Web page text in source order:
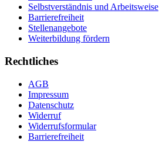
Selbstverständnis und Arbeitsweise
Barrierefreiheit
Stellenangebote
Weiterbildung fördern
Rechtliches
AGB
Impressum
Datenschutz
Widerruf
Widerrufsformular
Barrierefreiheit